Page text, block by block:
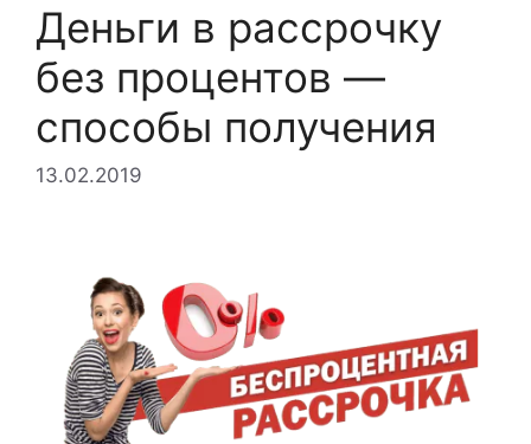
Деньги в рассрочку
без процентов —
способы получения
13.02.2019